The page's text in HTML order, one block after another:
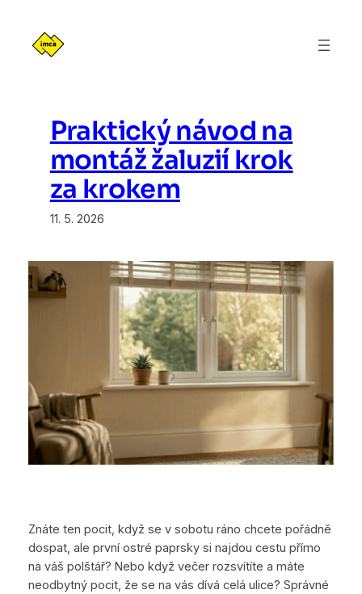
obsah
Praktický návod na
montáž žaluzií krok
za krokem
11. 5. 2026
Znáte ten pocit, když se v sobotu ráno chcete pořádně
dospat, ale první ostré paprsky si najdou cestu přímo
na váš polštář? Nebo když večer rozsvítíte a máte
neodbytný pocit, že se na vás dívá celá ulice? Správné